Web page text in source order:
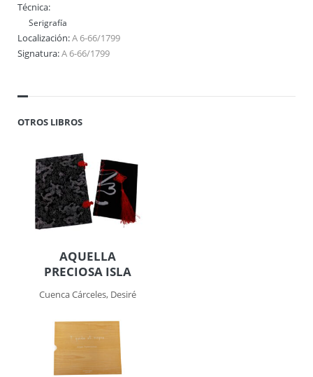
Técnica:
Serigrafía
Localización:A 6-66/1799
Signatura:A 6-66/1799
OTROS LIBROS
AQUELLA
PRECIOSA ISLA
Cuenca Cárceles, Desiré